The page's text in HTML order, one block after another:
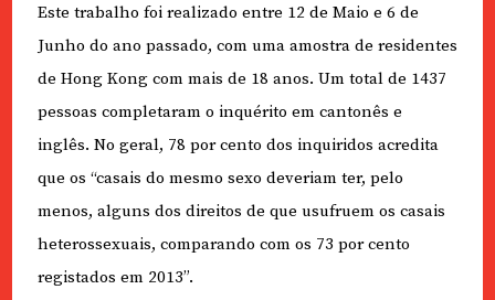
Este trabalho foi realizado entre 12 de Maio e 6 de
Junho do ano passado, com uma amostra de residentes
de Hong Kong com mais de 18 anos. Um total de 1437
pessoas completaram o inquérito em cantonês e
inglês. No geral, 78 por cento dos inquiridos acredita
que os “casais do mesmo sexo deveriam ter, pelo
menos, alguns dos direitos de que usufruem os casais
heterossexuais, comparando com os 73 por cento
registados em 2013”.